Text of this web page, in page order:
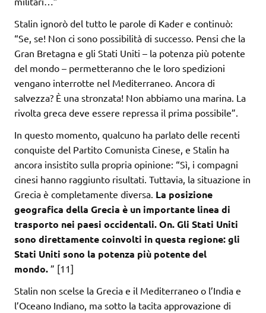
Stalin ignorò del tutto le parole di Kader e continuò:
“Se, se! Non ci sono possibilità di successo. Pensi che la
Gran Bretagna e gli Stati Uniti – la potenza più potente
del mondo – permetteranno che le loro spedizioni
vengano interrotte nel Mediterraneo. Ancora di
salvezza? È una stronzata! Non abbiamo una marina. La
rivolta greca deve essere repressa il prima possibile”.
In questo momento, qualcuno ha parlato delle recenti
conquiste del Partito Comunista Cinese, e Stalin ha
ancora insistito sulla propria opinione: “Sì, i compagni
cinesi hanno raggiunto risultati. Tuttavia, la situazione in
Grecia è completamente diversa. La posizione
geografica della Grecia è un importante linea di
trasporto nei paesi occidentali. On. Gli Stati Uniti
sono direttamente coinvolti in questa regione: gli
Stati Uniti sono la potenza più potente del
mondo. ” [11]
Stalin non scelse la Grecia e il Mediterraneo o l’India e
l’Oceano Indiano, ma sotto la tacita approvazione di